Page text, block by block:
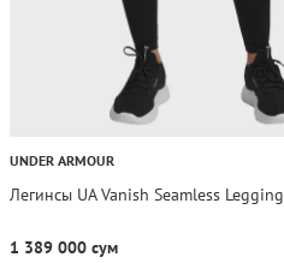
UNDER ARMOUR
Легинсы UA Vanish Seamless Legging
1 389 000 сум